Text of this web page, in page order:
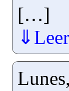
[…]